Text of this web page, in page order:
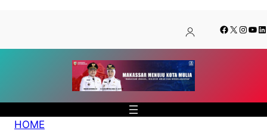
konten
content
Facebook
X
HOME